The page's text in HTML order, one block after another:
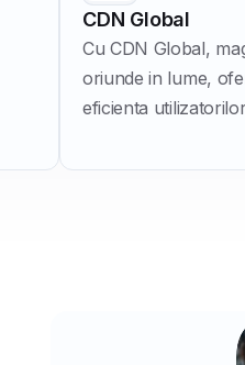
CDN Global
Cu CDN Global,
oriunde in lume,
eficienta